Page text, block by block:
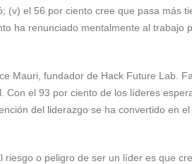
(v) el 56 por ciento cree que pasa más
ha renunciado mentalmente al trabajo
Mauri, fundador de Hack Future Lab.
el 93 por ciento de los líderes
del liderazgo se ha convertido en
o peligro de ser un líder es que